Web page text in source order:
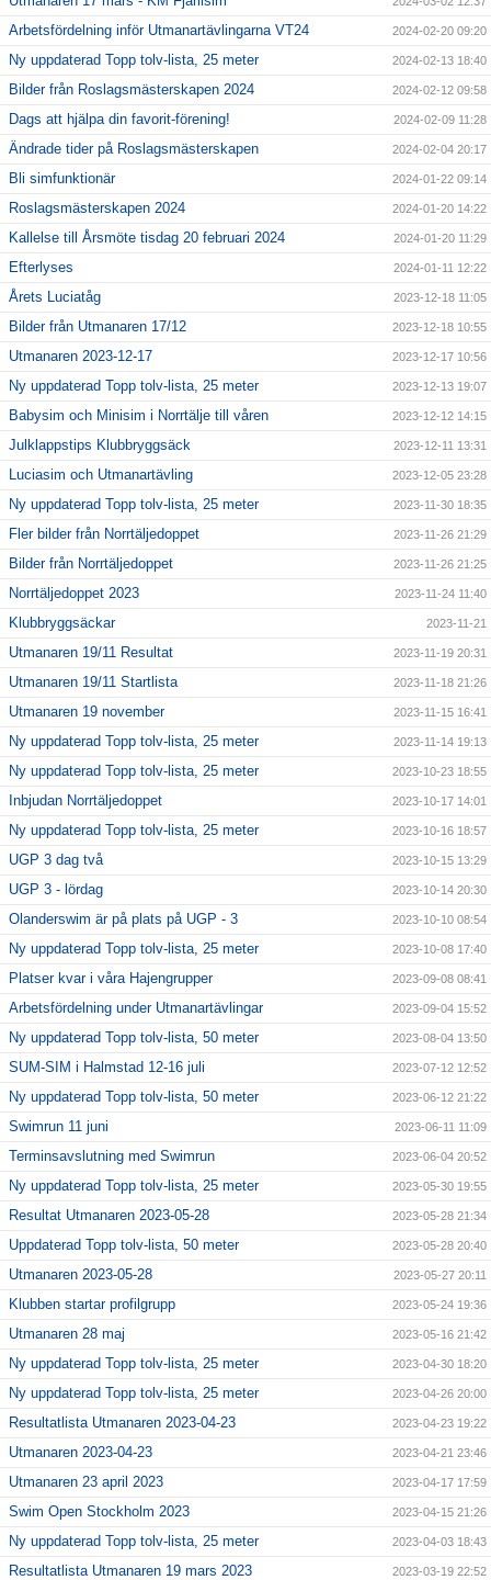
Arbetsfördelning inför Utmanartävlingarna VT24 2024-02-20 09:20
Ny uppdaterad Topp tolv-lista, 25 meter 2024-02-13 18:40
Bilder från Roslagsmästerskapen 2024 2024-02-12 09:58
Dags att hjälpa din favorit-förening! 2024-02-09 11:28
Ändrade tider på Roslagsmästerskapen 2024-02-04 20:17
Bli simfunktionär 2024-01-22 09:14
Roslagsmästerskapen 2024 2024-01-20 14:22
Kallelse till Årsmöte tisdag 20 februari 2024 2024-01-20 11:29
Efterlyses 2024-01-11 12:22
Årets Luciatåg 2023-12-18 11:05
Bilder från Utmanaren 17/12 2023-12-18 10:55
Utmanaren 2023-12-17 2023-12-17 10:56
Ny uppdaterad Topp tolv-lista, 25 meter 2023-12-13 19:07
Babysim och Minisim i Norrtälje till våren 2023-12-12 14:15
Julklappstips Klubbryggsäck 2023-12-11 13:31
Luciasim och Utmanartävling 2023-12-05 23:28
Ny uppdaterad Topp tolv-lista, 25 meter 2023-11-30 18:35
Fler bilder från Norrtäljedoppet 2023-11-26 21:29
Bilder från Norrtäljedoppet 2023-11-26 21:25
Norrtäljedoppet 2023 2023-11-24 11:40
Klubbryggsäckar 2023-11-21
Utmanaren 19/11 Resultat 2023-11-19 20:31
Utmanaren 19/11 Startlista 2023-11-18 21:26
Utmanaren 19 november 2023-11-15 16:41
Ny uppdaterad Topp tolv-lista, 25 meter 2023-11-14 19:13
Ny uppdaterad Topp tolv-lista, 25 meter 2023-10-23 18:55
Inbjudan Norrtäljedoppet 2023-10-17 14:01
Ny uppdaterad Topp tolv-lista, 25 meter 2023-10-16 18:57
UGP 3 dag två 2023-10-15 13:29
UGP 3 - lördag 2023-10-14 20:30
Olanderswim är på plats på UGP - 3 2023-10-10 08:54
Ny uppdaterad Topp tolv-lista, 25 meter 2023-10-08 17:40
Platser kvar i våra Hajengrupper 2023-09-08 08:41
Arbetsfördelning under Utmanartävlingar 2023-09-04 15:52
Ny uppdaterad Topp tolv-lista, 50 meter 2023-08-04 13:50
SUM-SIM i Halmstad 12-16 juli 2023-07-12 12:52
Ny uppdaterad Topp tolv-lista, 50 meter 2023-06-12 21:22
Swimrun 11 juni 2023-06-11 11:09
Terminsavslutning med Swimrun 2023-06-04 20:52
Ny uppdaterad Topp tolv-lista, 25 meter 2023-05-30 19:55
Resultat Utmanaren 2023-05-28 2023-05-28 21:34
Uppdaterad Topp tolv-lista, 50 meter 2023-05-28 20:40
Utmanaren 2023-05-28 2023-05-27 20:11
Klubben startar profilgrupp 2023-05-24 19:36
Utmanaren 28 maj 2023-05-16 21:42
Ny uppdaterad Topp tolv-lista, 25 meter 2023-04-30 18:20
Ny uppdaterad Topp tolv-lista, 25 meter 2023-04-26 20:00
Resultatlista Utmanaren 2023-04-23 2023-04-23 19:22
Utmanaren 2023-04-23 2023-04-21 23:46
Utmanaren 23 april 2023 2023-04-17 17:59
Swim Open Stockholm 2023 2023-04-15 21:26
Ny uppdaterad Topp tolv-lista, 25 meter 2023-04-03 18:43
Resultatlista Utmanaren 19 mars 2023 2023-03-19 22:52